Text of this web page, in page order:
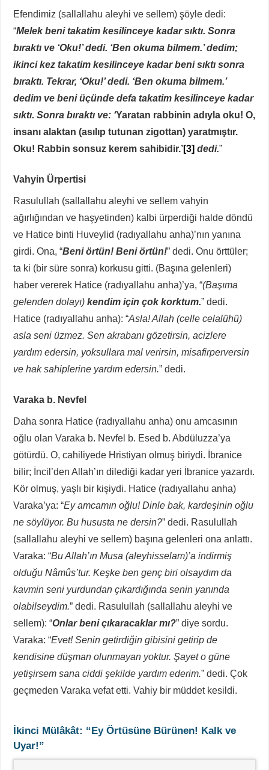
Efendimiz (sallallahu aleyhi ve sellem) şöyle dedi:
“Melek beni takatim kesilinceye kadar sıktı. Sonra
bıraktı ve ‘Oku!’ dedi. ‘Ben okuma bilmem.’ dedim;
ikinci kez takatim kesilinceye kadar beni sıktı sonra
bıraktı. Tekrar, ‘Oku!’ dedi. ‘Ben okuma bilmem.’
dedim ve beni üçünde defa takatim kesilinceye kadar
sıktı. Sonra bıraktı ve: ‘Yaratan rabbinin adıyla oku! O,
insanı alaktan (asılıp tutunan zigottan) yaratmıştır.
Oku! Rabbin sonsuz kerem sahibidir.’[3] dedi.”
Vahyin Ürpertisi
Rasulullah (sallallahu aleyhi ve sellem vahyin
ağırlığından ve haşyetinden) kalbi ürperdiği halde döndü
ve Hatice binti Huveylid (radıyallahu anha)’nın yanına
girdi. Ona, “Beni örtün! Beni örtün!” dedi. Onu örttüler;
ta ki (bir süre sonra) korkusu gitti. (Başına gelenleri)
haber vererek Hatice (radıyallahu anha)’ya, “(Başıma
gelenden dolayı) kendim için çok korktum.” dedi.
Hatice (radıyallahu anha): “Asla! Allah (celle celalühü)
asla seni üzmez. Sen akrabanı gözetirsin, acizlere
yardım edersin, yoksullara mal verirsin, misafirperversin
ve hak sahiplerine yardım edersin.” dedi.
Varaka b. Nevfel
Daha sonra Hatice (radıyallahu anha) onu amcasının
oğlu olan Varaka b. Nevfel b. Esed b. Abdüluzza’ya
götürdü. O, cahiliyede Hristiyan olmuş biriydi. İbranice
bilir; İncil’den Allah’ın dilediği kadar yeri İbranice yazardı.
Kör olmuş, yaşlı bir kişiydi. Hatice (radıyallahu anha)
Varaka’ya: “Ey amcamın oğlu! Dinle bak, kardeşinin oğlu
ne söylüyor. Bu hususta ne dersin?” dedi. Rasulullah
(sallallahu aleyhi ve sellem) başına gelenleri ona anlattı.
Varaka: “Bu Allah’ın Musa (aleyhisselam)’a indirmiş
olduğu Nâmûs’tur. Keşke ben genç biri olsaydım da
kavmin seni yurdundan çıkardığında senin yanında
olabilseydim.” dedi. Rasulullah (sallallahu aleyhi ve
sellem): “Onlar beni çıkaracaklar mı?” diye sordu.
Varaka: “Evet! Senin getirdiğin gibisini getirip de
kendisine düşman olunmayan yoktur. Şayet o güne
yetişirsem sana ciddi şekilde yardım ederim.” dedi. Çok
geçmeden Varaka vefat etti. Vahiy bir müddet kesildi.
İkinci Mülâkât: “Ey Örtüsüne Bürünen! Kalk ve
Uyar!”